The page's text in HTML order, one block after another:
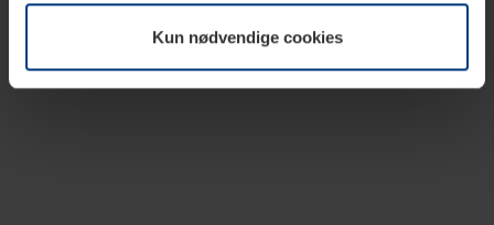
Kun nødvendige cookies